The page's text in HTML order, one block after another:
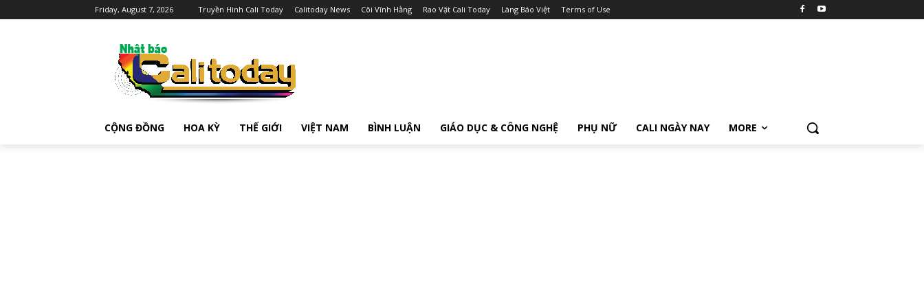
Friday, August 7, 2026 Truyền Hình Cali Today Calitoday News Cõi Vĩnh Hằng Rao Vặt Cali Today Làng Báo Việt Terms of Use
CỘNG ĐỒNG HOA KỲ THẾ GIỚI VIỆT NAM BÌNH LUẬN GIÁO DỤC & CÔNG NGHỆ PHỤ NỮ CALI NGÀY NAY MORE